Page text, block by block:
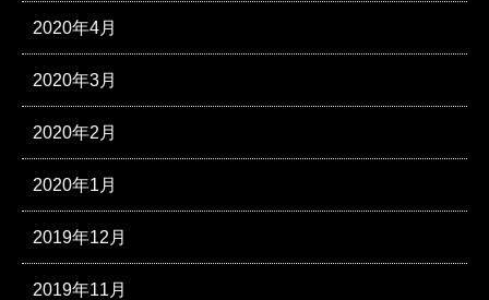
2020年4月
2020年3月
2020年2月
2020年1月
2019年12月
2019年11月